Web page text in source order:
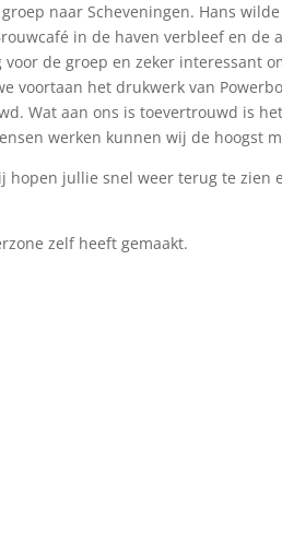
naar Scheveningen. Hans
in de haven verbleef en de
de groep en zeker interessant
voortaan het drukwerk van
Wat aan ons is toevertrouwd is
werken kunnen wij de hoogst
hopen jullie snel weer terug te
zelf heeft gemaakt.